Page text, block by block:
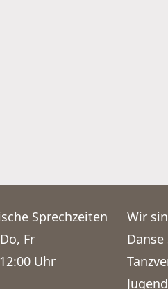
Sprechzeiten
Fr
Uhr
Wir
Danse